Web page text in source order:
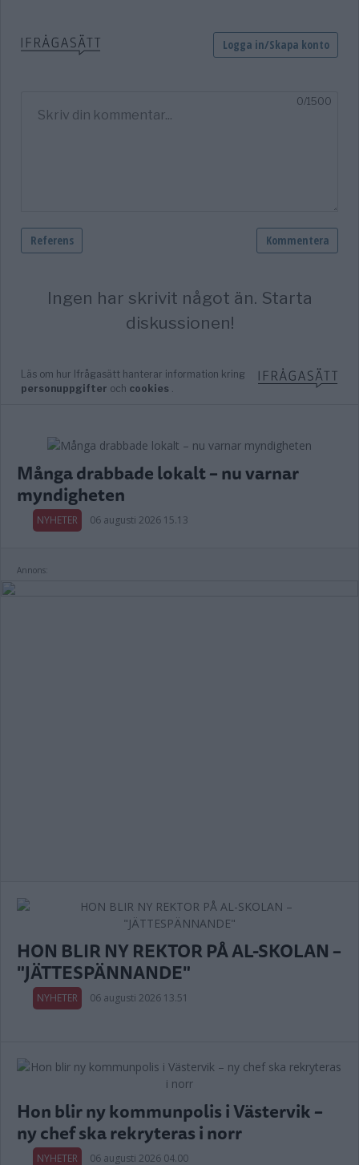
Många drabbade lokalt – nu varnar
myndigheten
NYHETER 06 augusti 2026 15.13
Annons:
HON BLIR NY REKTOR PÅ AL-SKOLAN –
"JÄTTESPÄNNANDE"
NYHETER 06 augusti 2026 13.51
Hon blir ny kommunpolis i Västervik –
ny chef ska rekryteras i norr
NYHETER 06 augusti 2026 04.00